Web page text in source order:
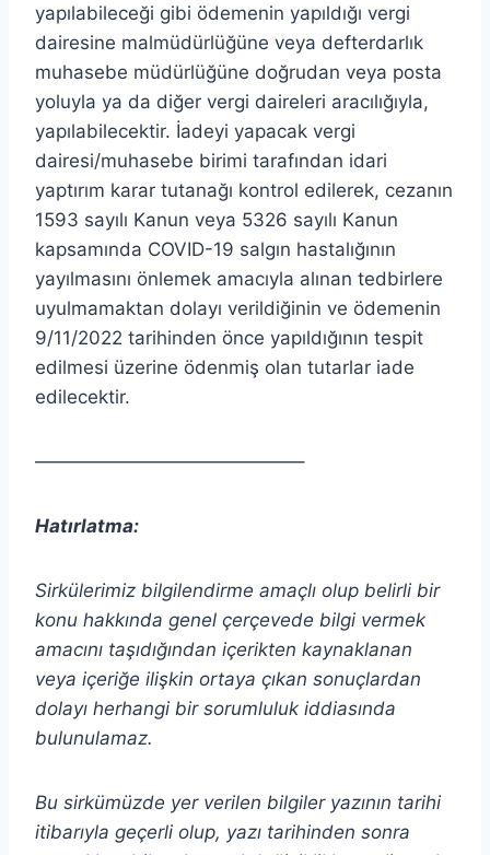
yapılabileceği gibi ödemenin yapıldığı vergi
dairesine malmüdürlüğüne veya defterdarlık
muhasebe müdürlüğüne doğrudan veya posta
yoluyla ya da diğer vergi daireleri aracılığıyla,
yapılabilecektir. İadeyi yapacak vergi
dairesi/muhasebe birimi tarafından idari
yaptırım karar tutanağı kontrol edilerek, cezanın
1593 sayılı Kanun veya 5326 sayılı Kanun
kapsamında COVID-19 salgın hastalığının
yayılmasını önlemek amacıyla alınan tedbirlere
uyulmamaktan dolayı verildiğinin ve ödemenin
9/11/2022 tarihinden önce yapıldığının tespit
edilmesi üzerine ödenmiş olan tutarlar iade
edilecektir.
——————————————–
Hatırlatma:
Sirkülerimiz bilgilendirme amaçlı olup belirli bir
konu hakkında genel çerçevede bilgi vermek
amacını taşıdığından içerikten kaynaklanan
veya içeriğe ilişkin ortaya çıkan sonuçlardan
dolayı herhangi bir sorumluluk iddiasında
bulunulamaz.
Bu sirkümüzde yer verilen bilgiler yazının tarihi
itibarıyla geçerli olup, yazı tarihinden sonra